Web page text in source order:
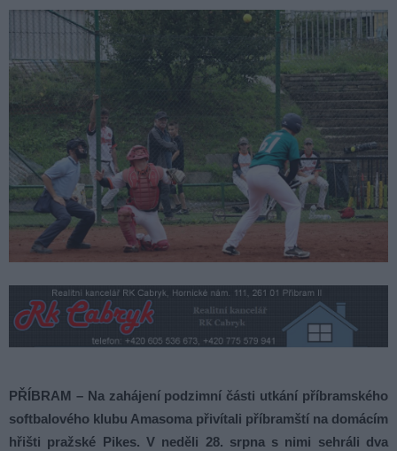
PŘÍBRAM – Na zahájení podzimní části utkání příbramského
softbalového klubu Amasoma přivítali příbramští na domácím
hřišti pražské Pikes. V neděli 28. srpna s nimi sehráli dva